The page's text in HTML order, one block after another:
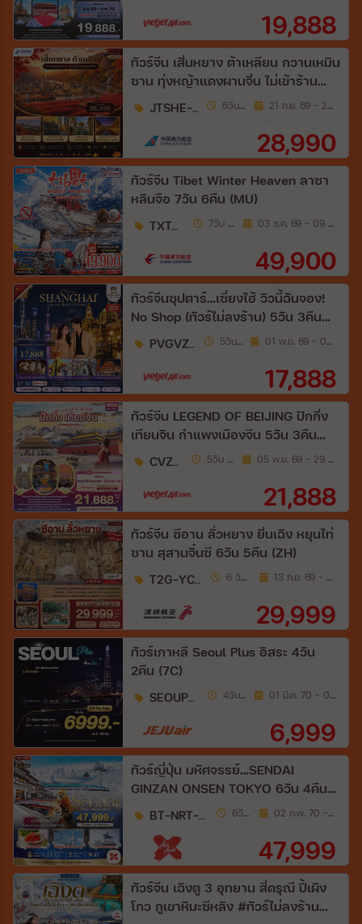
19,888
ทัวร์จีน เสิ่นหยาง ต้าเหลียน กวานเหมิน
ซาน ทุ่งหญ้าแดงผานจิ่น ไม่เข้าร้าน
รัฐบาล 6วัน 5คืน (CZ)
JTSHE-CZ1E 6วัน 5คืน 21 ก.ย. 69 - 27 ต.ค. 69
28,990
ทัวร์จีน Tibet Winter Heaven ลาซา
หลินจือ 7วัน 6คืน (MU)
TXTB05 7วัน 6คืน 03 ธ.ค. 69 - 09 ธ.ค. 69
49,900
ทัวร์จีนซุปตาร์…เซี่ยงไฮ้ วิวนี้ฉันจอง!
No Shop (ทัวร์ไม่ลงร้าน) 5วัน 3คืน
(VZ)PVGVZ0926 5วัน 3คืน 01 พ.ย. 69 - 04 เม.ย. 70
17,888
ทัวร์จีน LEGEND OF BEIJING ปักกิ่ง
เทียนจิน กำแพงเมืองจีน 5วัน 3คืน
(VZ)CVZ352 5วัน 3คืน 05 พ.ย. 69 - 29 มี.ค. 70
21,888
ทัวร์จีน ซีอาน ลั่วหยาง ยิ่นเฉิง หยุนไท่
ซาน สุสานจิ๋นซี 6วัน 5คืน (ZH)
T2G-YCU04ZH 6 วัน 5 คืน 13 ก.ย. 69 - 05 มี.ค. 70
29,999
ทัวร์เกาหลี Seoul Plus อิสระ 4วัน
2คืน (7C)
SEOUPLUS86 4วัน 2คืน 01 มี.ค. 70 - 03 มิ.ย. 70
6,999
ทัวร์ญี่ปุ่น มหัศจรรย์…SENDAI
GINZAN ONSEN TOKYO 6วัน 4คืน
(XJ)BT-NRT-W05_XJ 6วัน 4คืน 02 ก.พ. 70 - 22 ก.พ. 70
47,999
ทัวร์จีน เฉิงตู 3 อุทยาน สี่ดรุณี ปี้เผิง
โกว ภูเขาหิมะซีหลิง #ทัวร์ไม่ลงร้าน